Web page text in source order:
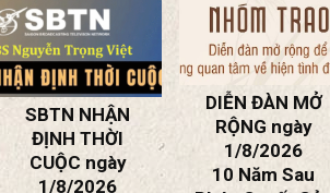
NHỮNG BÀI MỚI
DIỄN ĐÀN MỞ